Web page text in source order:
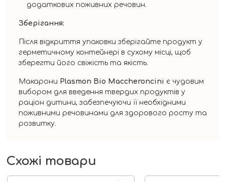
додаткових поживних речовин.
Зберігання:
Після відкриття упаковки зберігайте продукт у
герметичному контейнері в сухому місці, щоб
зберегти його свіжість та якість.
Макарони Plasmon Bio Maccheroncini є чудовим
вибором для введення твердих продуктів у
раціон дитини, забезпечуючи її необхідними
поживними речовинами для здорового росту та
розвитку.
Схожі товари